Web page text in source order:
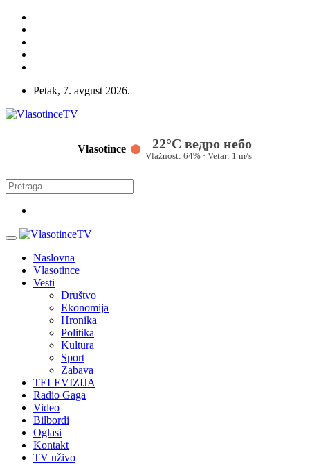
Petak, 7. avgust 2026.
Vlasotince 22°C ведро небо
Vlažnost: 64% · Vetar: 1 m/s
Naslovna
Vlasotince
Vesti
Društvo
Ekonomija
Hronika
Politika
Kultura
Sport
Zabava
TELEVIZIJA
Radio Gaga
Video
Bilbordi
Oglasi
Kontakt
TV uživo